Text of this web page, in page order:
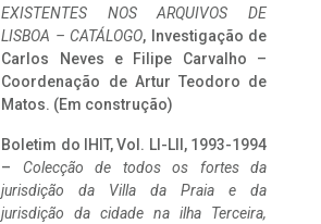
EXISTENTES NOS ARQUIVOS DE
LISBOA – CATÁLOGO, Investigação de
Carlos Neves e Filipe Carvalho –
Coordenação de Artur Teodoro de
Matos. (Em construção)
Boletim do IHIT, Vol. LI-LII, 1993-1994
– Colecção de todos os fortes da
jurisdição da Villa da Praia e da
jurisdição da cidade na ilha Terceira,